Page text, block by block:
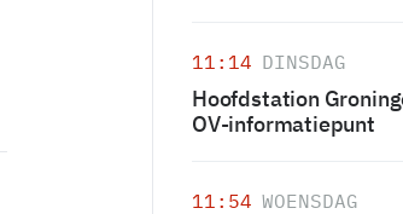
11:14 DINSDAG
Hoofdstation
OV-informatiepunt
11:54 WOENSDAG